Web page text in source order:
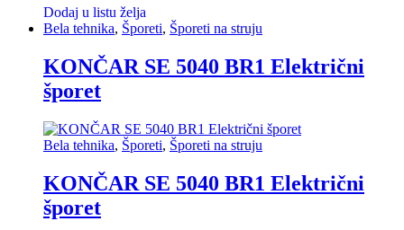
Dodaj u listu želja
Bela tehnika, Šporeti, Šporeti na struju
KONČAR SE 5040 BR1 Električni
šporet
Bela tehnika, Šporeti, Šporeti na struju
KONČAR SE 5040 BR1 Električni
šporet